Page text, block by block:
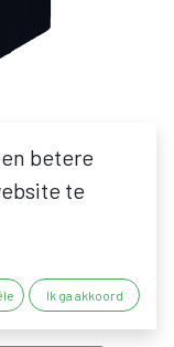
BASIC
betere
te
Ik ga akkoord